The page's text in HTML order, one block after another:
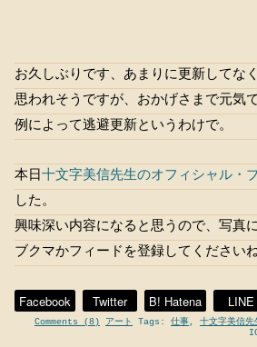
お久しぶりです、あまりに更新してな
思われそうですが、おかげさまで元気で
例によって逃避更新というわけで。
本日十文字美信先生のオフィシャル・
した。
興味深い内容になると思うので、写真
ブクマかフィードを登録してくださいね
Facebook Twitter B! Hatena LINE
Comments (8) アート Tags: 仕事, 十文字美信先